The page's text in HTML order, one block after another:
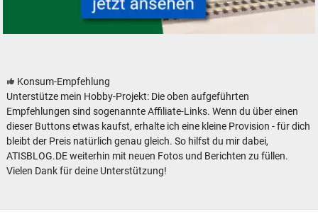
Konsum-Empfehlung
Unterstütze mein Hobby-Projekt: Die oben aufgeführten
Empfehlungen sind sogenannte Affiliate-Links. Wenn du über einen
dieser Buttons etwas kaufst, erhalte ich eine kleine Provision - für dich
bleibt der Preis natürlich genau gleich. So hilfst du mir dabei,
ATISBLOG.DE weiterhin mit neuen Fotos und Berichten zu füllen.
Vielen Dank für deine Unterstützung!